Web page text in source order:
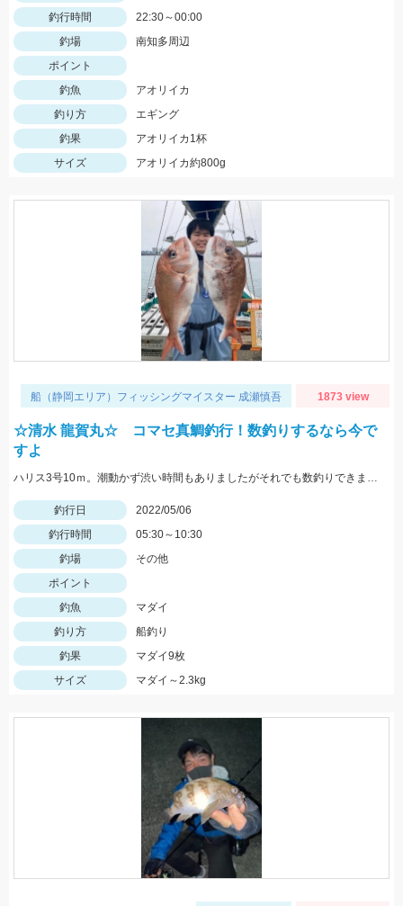
釣行時間
22:30～00:00
釣場
南知多周辺
ポイント
釣魚
アオリイカ
釣り方
エギング
釣果
アオリイカ1杯
サイズ
アオリイカ約800g
船（静岡エリア）フィッシングマイスター 成瀬慎吾 1873 view
☆清水 龍賀丸☆ コマセ真鯛釣行！数釣りするなら今で
すよ
ハリス3号10ｍ。潮動かず渋い時間もありましたがそれでも数釣りできました！
釣行日
2022/05/06
釣行時間
05:30～10:30
釣場
その他
ポイント
釣魚
マダイ
釣り方
船釣り
釣果
マダイ9枚
サイズ
マダイ～2.3kg